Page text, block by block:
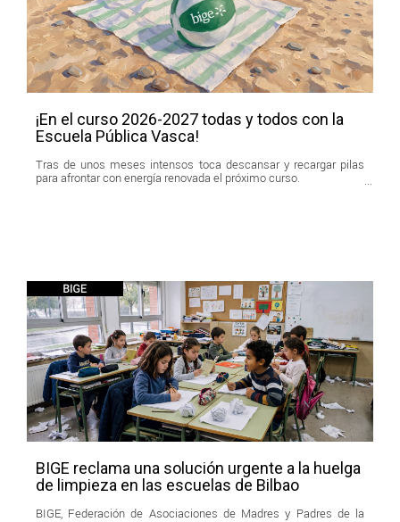
¡En el curso 2026-2027 todas y todos con la
Escuela Pública Vasca!
Tras de unos meses intensos toca descansar y recargar pilas
para afrontar con energía renovada el próximo curso.
BIGE reclama una solución urgente a la huelga
de limpieza en las escuelas de Bilbao
BIGE, Federación de Asociaciones de Madres y Padres de la